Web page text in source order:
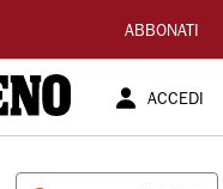
ABBONATI
ACCEDI